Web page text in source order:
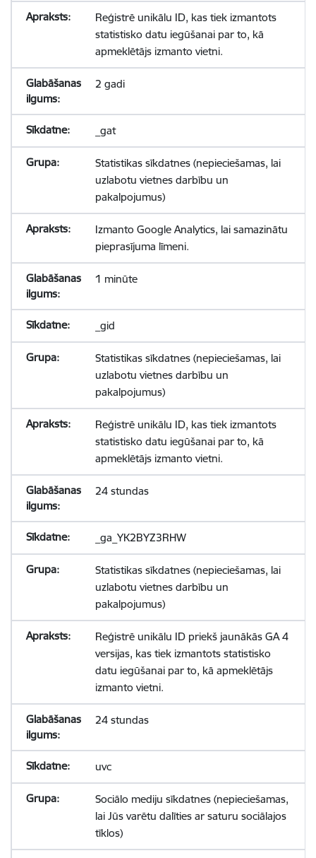
Reģistrē unikālu ID, kas tiek izmantots
statistisko datu iegūšanai par to, kā
apmeklētājs izmanto vietni.
2 gadi
_gat
Statistikas sīkdatnes (nepieciešamas, lai
uzlabotu vietnes darbību un
pakalpojumus)
Izmanto Google Analytics, lai samazinātu
pieprasījuma līmeni.
1 minūte
_gid
Statistikas sīkdatnes (nepieciešamas, lai
uzlabotu vietnes darbību un
pakalpojumus)
Reģistrē unikālu ID, kas tiek izmantots
statistisko datu iegūšanai par to, kā
apmeklētājs izmanto vietni.
24 stundas
_ga_YK2BYZ3RHW
Statistikas sīkdatnes (nepieciešamas, lai
uzlabotu vietnes darbību un
pakalpojumus)
Reģistrē unikālu ID priekš jaunākās GA 4
versijas, kas tiek izmantots statistisko
datu iegūšanai par to, kā apmeklētājs
izmanto vietni.
24 stundas
uvc
Sociālo mediju sīkdatnes (nepieciešamas,
lai Jūs varētu dalīties ar saturu sociālajos
tīklos)